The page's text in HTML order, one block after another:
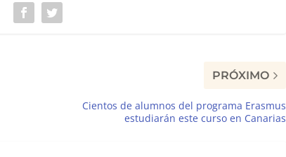
PRÓXIMO
Cientos de alumnos del programa Erasmus
estudiarán este curso en Canarias